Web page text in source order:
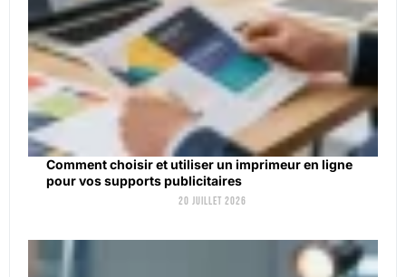
Comment choisir et utiliser un imprimeur en ligne
pour vos supports publicitaires
20 juillet 2026